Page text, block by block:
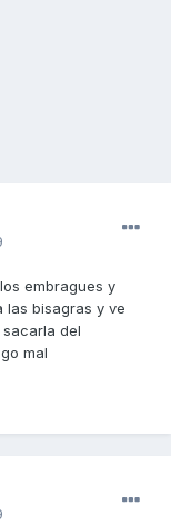
embragues y
las bisagras y ve
del
mal